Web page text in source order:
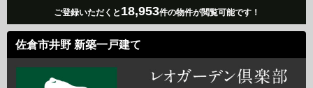
ご登録いただくと 18,953件の物件が閲覧可能です！
佐倉市井野 新築一戸建て